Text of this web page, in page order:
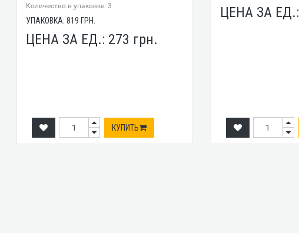
Количество в упаковке: 3
УПАКОВКА:819 ГРН.
ЦЕНА ЗА ЕД.: 273 грн.
КУПИТЬ
ЦЕНА ЗА ЕД.: